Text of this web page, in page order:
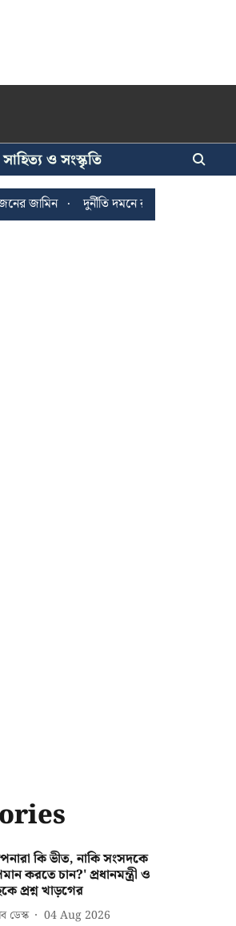
সাহিত্য ও সংস্কৃতি
দুর্নীতি দমনে রাজ্যে চালু চার টোল ফ্রি হেল্প
কি ভীত, নাকি সংসদকে
করতে চান?' প্রধানমন্ত্রী ও
প্রশ্ন খাড়গের
ডেস্ক 04 Aug 2026